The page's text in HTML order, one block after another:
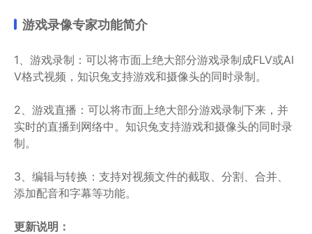
游戏录像专家功能简介
1、游戏录制：可以将市面上绝大部分游戏录制成FLV或AI
V格式视频，知识兔支持游戏和摄像头的同时录制。
2、游戏直播：可以将市面上绝大部分游戏录制下来，并
实时的直播到网络中。知识兔支持游戏和摄像头的同时录
制。
3、编辑与转换：支持对视频文件的截取、分割、合并、
添加配音和字幕等功能。
更新说明：